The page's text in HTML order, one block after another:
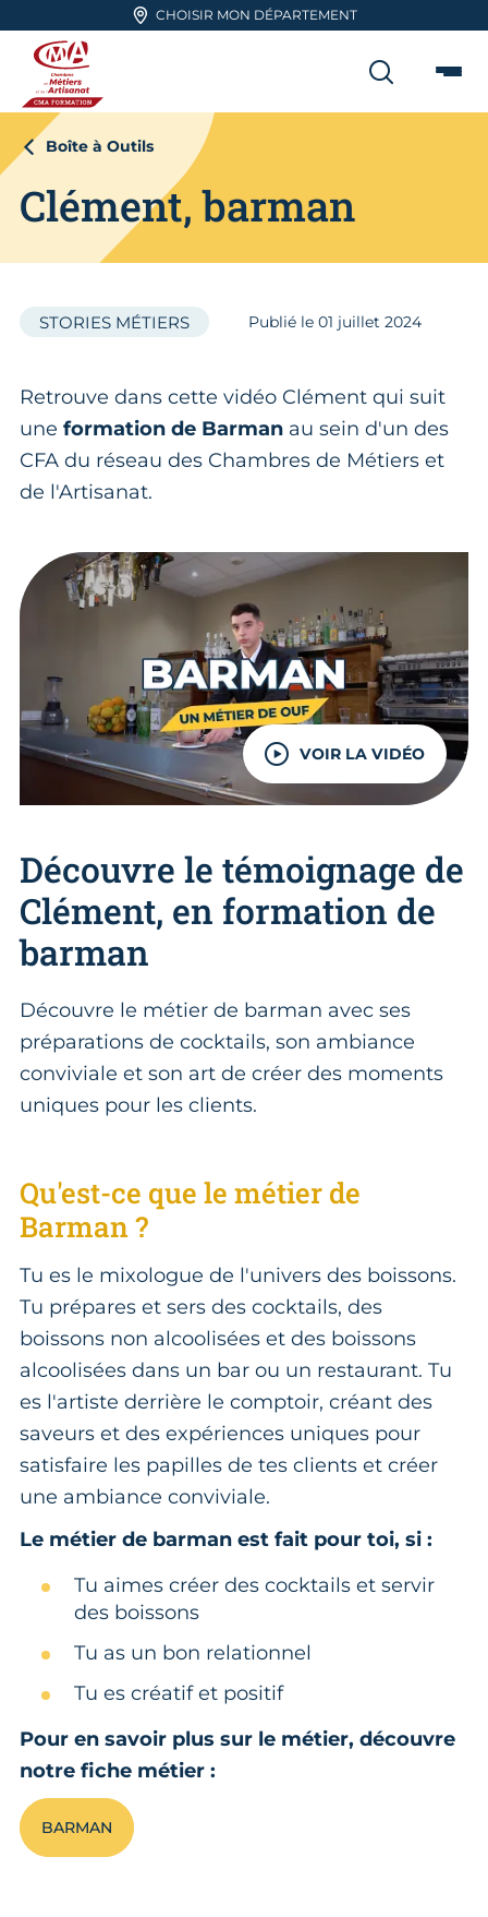
Aller en haut de pageCHOISIR MON DÉPARTEMENT
CMA FORMATION
Boîte à Outils
Clément, barman
STORIES MÉTIERS Publié le 01 juillet 2024
Retrouve dans cette vidéo Clément qui suit
une formation de Barman au sein d'un des
CFA du réseau des Chambres de Métiers et
de l'Artisanat.
VOIR LA VIDÉO
Découvre le témoignage de
Clément, en formation de
barman
Découvre le métier de barman avec ses
préparations de cocktails, son ambiance
conviviale et son art de créer des moments
uniques pour les clients.
Qu'est-ce que le métier de
Barman ?
Tu es le mixologue de l'univers des boissons.
Tu prépares et sers des cocktails, des
boissons non alcoolisées et des boissons
alcoolisées dans un bar ou un restaurant. Tu
es l'artiste derrière le comptoir, créant des
saveurs et des expériences uniques pour
satisfaire les papilles de tes clients et créer
une ambiance conviviale.
Le métier de barman est fait pour toi, si :
Tu aimes créer des cocktails et servir
des boissons
Tu as un bon relationnel
Tu es créatif et positif
Pour en savoir plus sur le métier, découvre
notre fiche métier :
BARMAN